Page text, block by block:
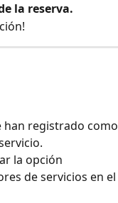
la reserva.
han registrado como
la opción
de servicios en el